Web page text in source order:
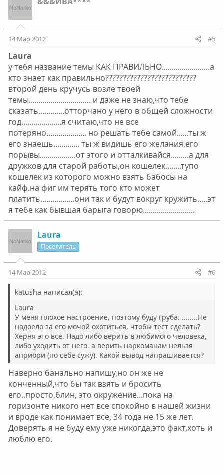
14 Мар 2012 #5
Laura
у тебя название темы КАК ПРАВИЛЬНО........................а
кто знает как правильно??????????????????????????
второй день кручусь возле твоей
темы............................... и даже не знаю,что тебе
сказать.............отторчано у него в общей сложности
год....................я считаю,что не все
потеряно.................... но решать тебе самой......ты ж
его знаешь............. ты ж видишь его желания,его
порывы..................от этого и отталкивайся.........а для
дружков для старой работы,он кошелек........тупо
кошелек из которого можно взять бабосы на
кайф.на фиг им терять того кто может
платить.................они так и будут вокруг кружить.....эт
я тебе как бывшая барыга говорю..........................
Laura
Посетитель
14 Мар 2012 #6
katusha написал(а):
Laura
У меня плохое настроение, поэтому буду груба. ........Не
надоело за его мочой охотиться, чтобы тест сделать?
Херня это все. Надо либо верить в любимого человека,
либо уходить от него. а верить наркоманам нельзя
априори (по себе сужу). Какой вывод напрашивается?
Наверно банально напишу,но он же не
конченный,что бы так взять и бросить
его..просто,блин, это окружение...пока на
горизонте никого нет все спокойно в нашей жизни
и вроде как понимает все, 34 года не 15 же лет.
Доверять я не буду ему уже никогда,это факт,хоть и
люблю его.